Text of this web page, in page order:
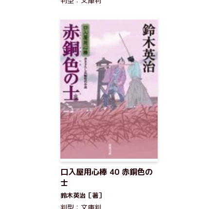
口入屋用心棒 40 赤銅色の
士
鈴木英治［著］